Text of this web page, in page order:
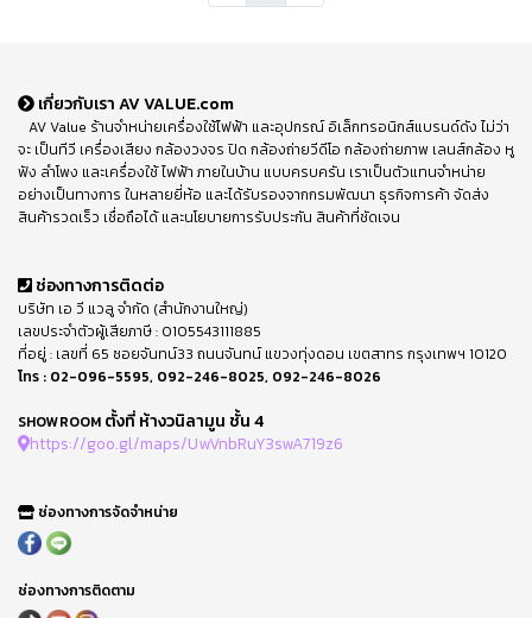
เกี่ยวกับเรา AV VALUE.com
AV Value ร้านจำหน่ายเครื่องใช้ไฟฟ้า และอุปกรณ์ อิเล็กทรอนิกส์แบรนด์ดัง ไม่ว่า
จะ เป็นทีวี เครื่องเสียง กล้องวงจร ปิด กล้องถ่ายวีดีโอ กล้องถ่ายภาพ เลนส์กล้อง หู
ฟัง ลำโพง และเครื่องใช้ ไฟฟ้า ภายในบ้าน แบบครบครัน เราเป็นตัวแทนจำหน่าย
อย่างเป็นทางการ ในหลายยี่ห้อ และได้รับรองจากกรมพัฒนา ธุรกิจการค้า จัดส่ง
สินค้ารวดเร็ว เชื่อถือได้ และนโยบายการรับประกัน สินค้าที่ชัดเจน
ช่องทางการติดต่อ
บริษัท เอ วี แวลู จำกัด (สำนักงานใหญ่)
เลขประจำตัวผู้เสียภาษี : 0105543111885
ที่อยู่ : เลขที่ 65 ซอยจันทน์33 ถนนจันทน์ แขวงทุ่งดอน เขตสาทร กรุงเทพฯ 10120
โทร : 02-096-5595, 092-246-8025, 092-246-8026
SHOWROOM ตั้งที่ ห้างวนิลามูน ชั้น 4
https://goo.gl/maps/UwVnbRuY3swA719z6
ช่องทางการจัดจำหน่าย
ช่องทางการติดตาม